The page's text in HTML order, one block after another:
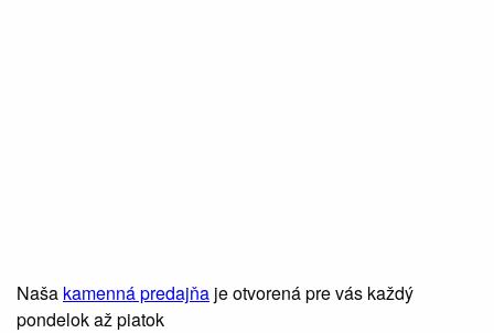
Naša kamenná predajňa je otvorená pre vás každý
pondelok až piatok